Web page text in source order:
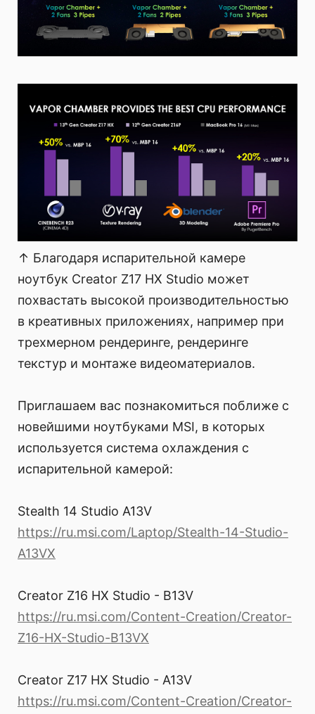
↑ Благодаря испарительной камере
ноутбук Creator Z17 HX Studio может
похвастать высокой производительностью
в креативных приложениях, например при
трехмерном рендеринге, рендеринге
текстур и монтаже видеоматериалов.
Приглашаем вас познакомиться поближе с
новейшими ноутбуками MSI, в которых
используется система охлаждения с
испарительной камерой:
Stealth 14 Studio A13V
https://ru.msi.com/Laptop/Stealth-14-Studio-
A13VX
Creator Z16 HX Studio - B13V
https://ru.msi.com/Content-Creation/Creator-
Z16-HX-Studio-B13VX
Creator Z17 HX Studio - A13V
https://ru.msi.com/Content-Creation/Creator-